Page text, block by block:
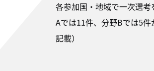
各参加国・地域で一次選
Aでは11件、分野Bでは5
記載）